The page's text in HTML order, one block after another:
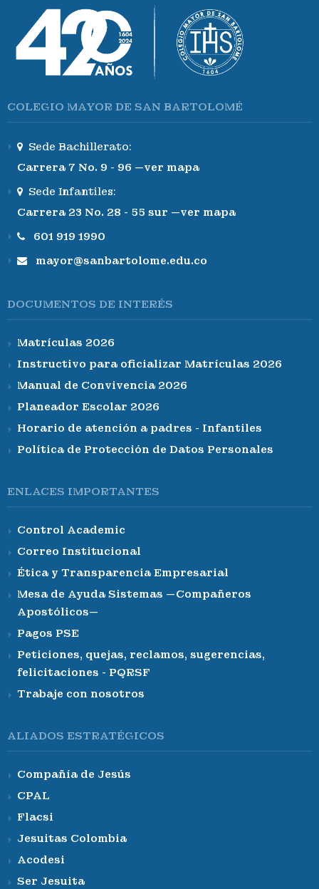
COLEGIO MAYOR DE SAN BARTOLOMÉ
Sede Bachillerato:
Carrera 7 No. 9 - 96 —ver mapa
Sede Infantiles:
Carrera 23 No. 28 - 55 sur —ver mapa
601 919 1990
mayor@sanbartolome.edu.co
DOCUMENTOS DE INTERÉS
Matrículas 2026
Instructivo para oficializar Matrículas 2026
Manual de Convivencia 2026
Planeador Escolar 2026
Horario de atención a padres - Infantiles
Política de Protección de Datos Personales
ENLACES IMPORTANTES
Control Academic
Correo Institucional
Ética y Transparencia Empresarial
Mesa de Ayuda Sistemas —Compañeros
Apostólicos—
Pagos PSE
Peticiones, quejas, reclamos, sugerencias,
felicitaciones - PQRSF
Trabaje con nosotros
ALIADOS ESTRATÉGICOS
Compañía de Jesús
CPAL
Flacsi
Jesuitas Colombia
Acodesi
Ser Jesuita